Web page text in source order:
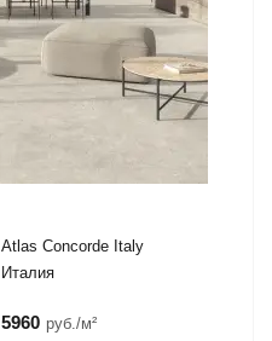
Atlas Concorde Italy
Италия
5960 руб./м²